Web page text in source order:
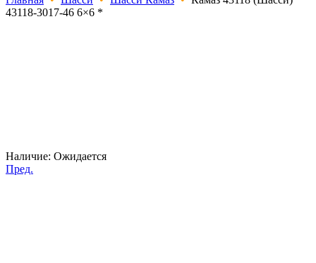
43118-3017-46 6×6 *
Наличие: Ожидается
Пред.